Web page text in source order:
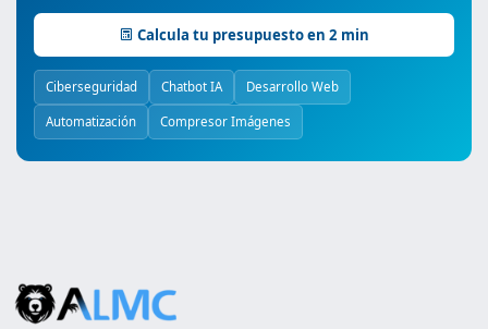
Calcula tu presupuesto en 2 min
Ciberseguridad Chatbot IA Desarrollo Web
Automatización Compresor Imágenes